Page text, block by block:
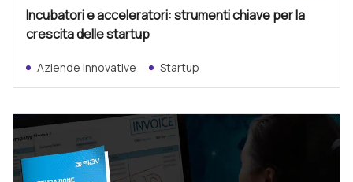
Incubatori e acceleratori: strumenti chiave per la
crescita delle startup
Aziende innovative Startup